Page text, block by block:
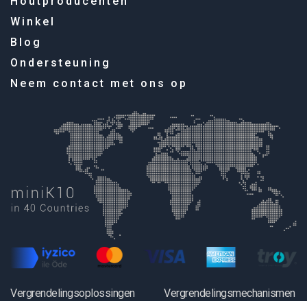
Winkel
Blog
Ondersteuning
Neem contact met ons op
Vergrendelingsoplossingen Vergrendelingsmechanismen